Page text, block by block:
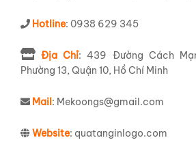
Hãy tưởng tượng một chiếc
được in chuyển nhiệthoặcin
cảm giác dễ chịu khi chạm
được chau chuốt, từ phần
Ứng dụng
Hotline: 0938 629 345
Địa Chỉ: 439 Đường Cách
Phường 13, Quận 10, Hồ Chí Minh
Mail: Mekoongs@gmail.com
Website: quatanginlogo.com